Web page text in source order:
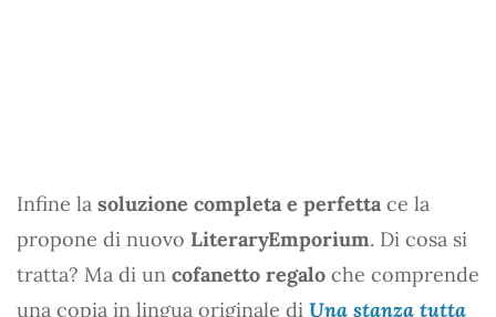
Infine la soluzione completa e perfetta ce la
propone di nuovo LiteraryEmporium. Di cosa si
tratta? Ma di un cofanetto regalo che comprende
una copia in lingua originale di Una stanza tutta